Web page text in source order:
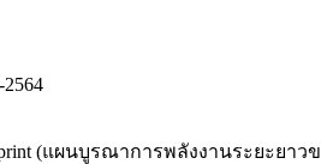
(แผนบูรณาการพลังงานระยะยาว